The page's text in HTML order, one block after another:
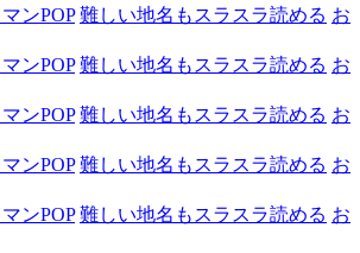
ンPOP 難しい地名もスラスラ読める お
ンPOP 難しい地名もスラスラ読める お
ンPOP 難しい地名もスラスラ読める お
ンPOP 難しい地名もスラスラ読める お
ンPOP 難しい地名もスラスラ読める お